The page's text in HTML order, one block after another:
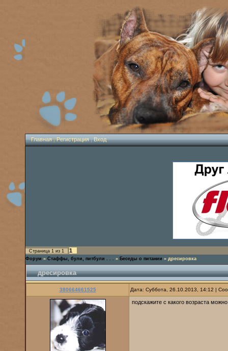
Главная|Регистрация|Вход
Страница 1 из 1 1
Форум » Стаффы, були, питбули . . . » Беседы о питании » дресировка
дресировка
380664661525 Дата: Суббота, 26.10.2013, 14:12 |
подскажите с какого возраста